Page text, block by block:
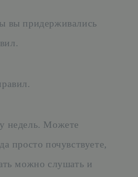
вы придерживались
недель. Можете
просто почувствуете,
можно слушать и